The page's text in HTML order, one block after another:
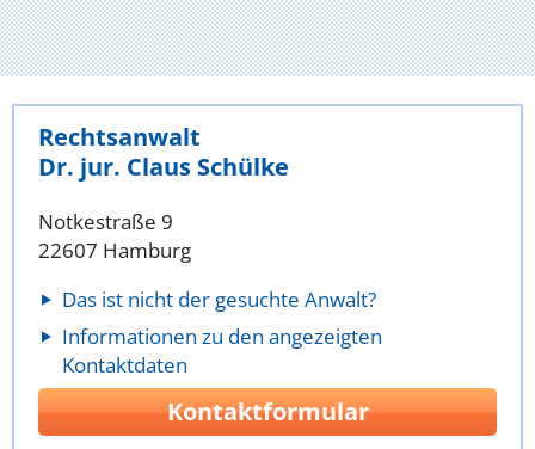
Rechtsanwalt
Dr. jur. Claus Schülke
Notkestraße 9
22607 Hamburg
Das ist nicht der gesuchte Anwalt?
Informationen zu den angezeigten
Kontaktdaten
Kontaktformular